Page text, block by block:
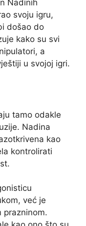
Nadinih
svoju igru,
došao do
kako su svi
a
u svojoj igri.
tamo odakle
Nadina
kao
kontrolirati
već je
prazninom.